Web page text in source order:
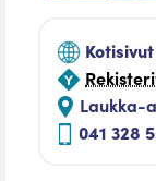
Laukka-
041 328
Kotisivut